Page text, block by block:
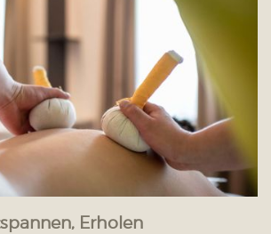
Erholen